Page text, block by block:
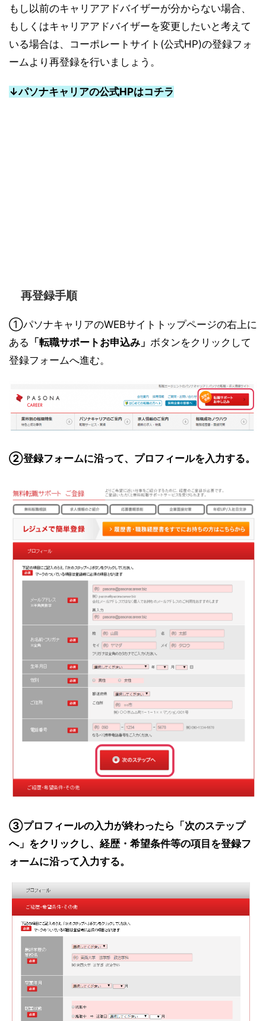
もし以前のキャリアアドバイザーが分からない場合、
もしくはキャリアアドバイザーを変更したいと考えて
いる場合は、コーポレートサイト(公式HP)の登録フォ
ームより再登録を行いましょう。
↓パソナキャリアの公式HPはコチラ
再登録手順
①パソナキャリアのWEBサイトトップページの右上に
ある 「転職サポートお申込み」 ボタンをクリックして
登録フォームへ進む。
②登録フォームに沿って、プロフィールを入力する。
③プロフィールの入力が終わったら「次のステップ
へ」をクリックし、経歴・希望条件等の項目を登録フ
ォームに沿って入力する。